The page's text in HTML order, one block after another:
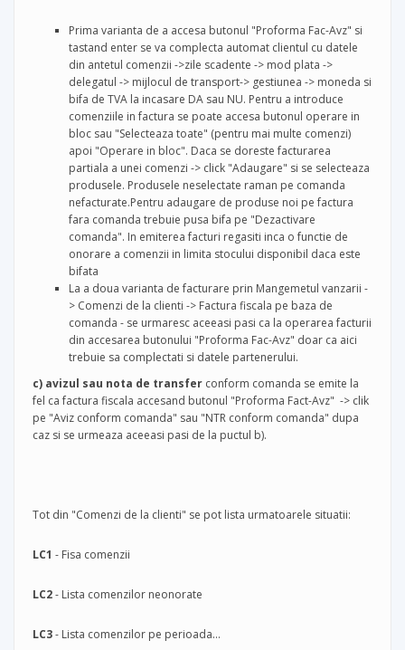
Prima varianta de a accesa butonul "Proforma Fac-Avz" si
tastand enter se va complecta automat clientul cu datele
din antetul comenzii ->zile scadente -> mod plata ->
delegatul -> mijlocul de transport-> gestiunea -> moneda si
bifa de TVA la incasare DA sau NU. Pentru a introduce
comenziile in factura se poate accesa butonul operare in
bloc sau "Selecteaza toate" (pentru mai multe comenzi)
apoi "Operare in bloc". Daca se doreste facturarea
partiala a unei comenzi -> click "Adaugare" si se selecteaza
produsele. Produsele neselectate raman pe comanda
nefacturate.Pentru adaugare de produse noi pe factura
fara comanda trebuie pusa bifa pe "Dezactivare
comanda". In emiterea facturi regasiti inca o functie de
onorare a comenzii in limita stocului disponibil daca este
bifata
La a doua varianta de facturare prin Mangemetul vanzarii -
> Comenzi de la clienti -> Factura fiscala pe baza de
comanda - se urmaresc aceeasi pasi ca la operarea facturii
din accesarea butonului "Proforma Fac-Avz" doar ca aici
trebuie sa complectati si datele partenerului.
c) avizul sau nota de transfer conform comanda se emite la
fel ca factura fiscala accesand butonul "Proforma Fact-Avz" -> clik
pe "Aviz conform comanda" sau "NTR conform comanda" dupa
caz si se urmeaza aceeasi pasi de la puctul b).
Tot din "Comenzi de la clienti" se pot lista urmatoarele situatii:
LC1 - Fisa comenzii
LC2- Lista comenzilor neonorate
LC3- Lista comenzilor pe perioada...